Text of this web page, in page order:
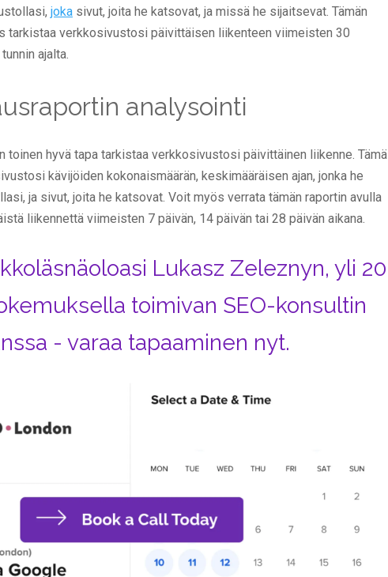
joka sivut, joita he katsovat, ja missä he sijaitsevat. Tämän
tarkistaa verkkosivustosi päivittäisen liikenteen viimeisten 30
ajalta.
analysointi
toinen hyvä tapa tarkistaa verkkosivustosi päivittäinen liikenne. Tämä
kävijöiden kokonaismäärän, keskimääräisen ajan, jonka he
ja sivut, joita he katsovat. Voit myös verrata tämän raportin avulla
liikennettä viimeisten 7 päivän, 14 päivän tai 28 päivän aikana.
Lukasz Zeleznyn, yli 20
toimivan SEO-konsultin
- varaa tapaaminen nyt.